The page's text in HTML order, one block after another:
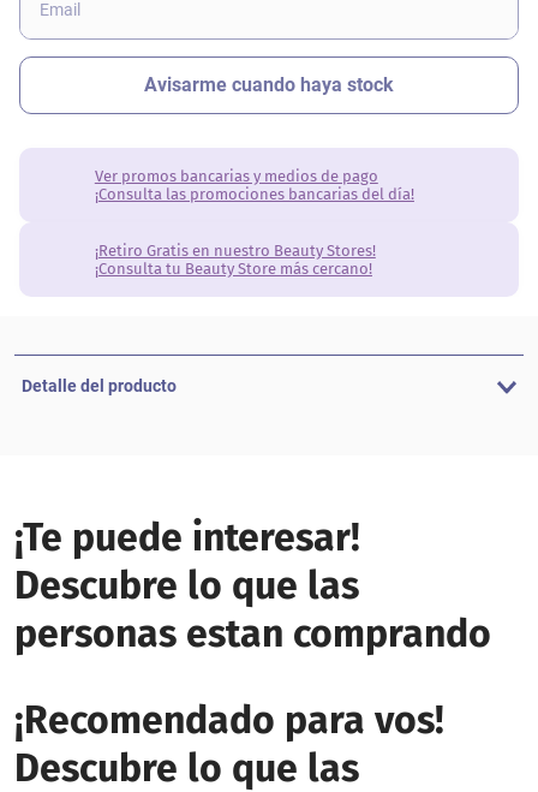
Ver promos bancarias y medios de pago
¡Consulta las promociones bancarias del día!
¡Retiro Gratis en nuestro Beauty Stores!
¡Consulta tu Beauty Store más cercano!
Detalle del producto
¡Te puede interesar!
Descubre lo que las
personas estan comprando
¡Recomendado para vos!
Descubre lo que las